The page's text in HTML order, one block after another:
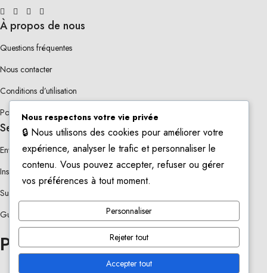
À propos de nous
Questions fréquentes
Nous contacter
Conditions d’utilisation
Politique de Confidentialité
Service Client
Envoi & livraison
Inscription Newsletter
Suggérer un produit
Guide des Tailles
Paiements sécurisés
Nous respectons votre vie privée
🔒 Nous utilisons des cookies pour améliorer votre
expérience, analyser le trafic et personnaliser le
contenu. Vous pouvez accepter, refuser ou gérer
vos préférences à tout moment.
Personnaliser
Rejeter tout
Accepter tout